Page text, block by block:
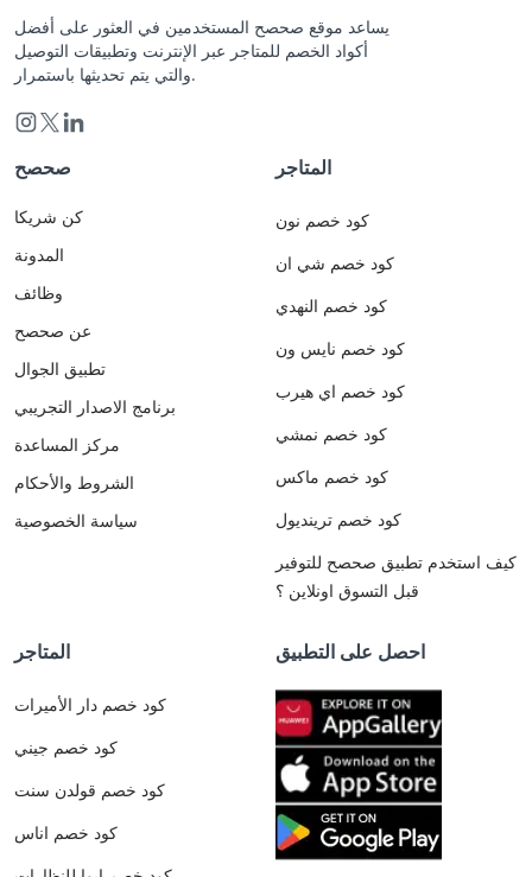
يساعد موقع صحصح المستخدمين في العثور على أفضل
أكواد الخصم للمتاجر عبر الإنترنت وتطبيقات التوصيل
والتي يتم تحديثها باستمرار.
صحصح
كن شريكا
المدونة
وظائف
عن صحصح
تطبيق الجوال
برنامج الاصدار التجريبي
مركز المساعدة
الشروط والأحكام
سياسة الخصوصية
المتاجر
كود خصم نون
كود خصم شي ان
كود خصم النهدي
كود خصم نايس ون
كود خصم اي هيرب
كود خصم نمشي
كود خصم ماكس
كود خصم ترينديول
كيف استخدم تطبيق صحصح للتوفير
قبل التسوق اونلاين ؟
المتاجر
كود خصم دار الأميرات
كود خصم جيني
كود خصم قولدن سنت
كود خصم اناس
احصل على التطبيق